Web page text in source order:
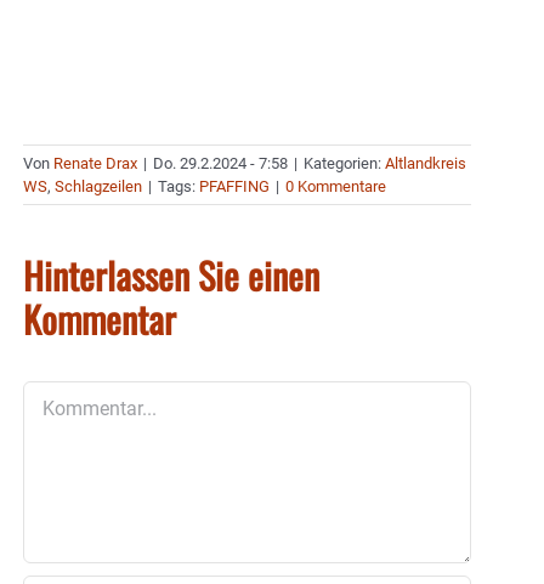
Von Renate Drax | Do. 29.2.2024 - 7:58 | Kategorien: Altlandkreis
WS, Schlagzeilen | Tags: PFAFFING | 0 Kommentare
Hinterlassen Sie einen
Kommentar